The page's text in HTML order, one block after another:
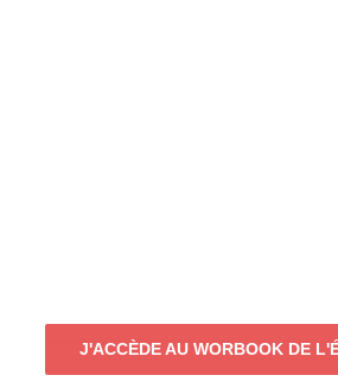
J'ACCÈDE AU WORBOOK DE